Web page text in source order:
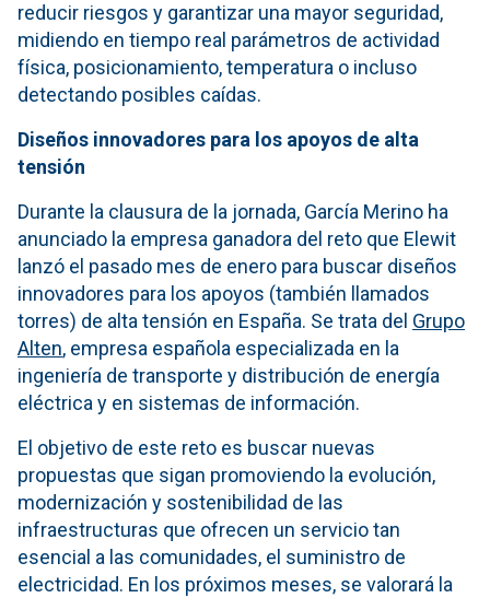
reducir riesgos y garantizar una mayor seguridad,
midiendo en tiempo real parámetros de actividad
física, posicionamiento, temperatura o incluso
detectando posibles caídas.
Diseños innovadores para los apoyos de alta
tensión
Durante la clausura de la jornada, García Merino ha
anunciado la empresa ganadora del reto que Elewit
lanzó el pasado mes de enero para buscar diseños
innovadores para los apoyos (también llamados
torres) de alta tensión en España. Se trata del Grupo
Alten, empresa española especializada en la
ingeniería de transporte y distribución de energía
eléctrica y en sistemas de información.
El objetivo de este reto es buscar nuevas
propuestas que sigan promoviendo la evolución,
modernización y sostenibilidad de las
infraestructuras que ofrecen un servicio tan
esencial a las comunidades, el suministro de
electricidad. En los próximos meses, se valorará la